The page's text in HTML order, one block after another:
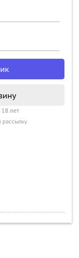
лет
рассылку